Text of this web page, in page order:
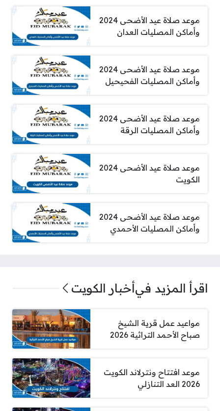
موعد صلاة عيد الأضحى 2024
وأماكن المصليات العدان
موعد صلاة عيد الأضحى 2024
وأماكن المصليات الفحيحيل
موعد صلاة عيد الأضحى 2024
وأماكن المصليات الرقة
موعد صلاة عيد الأضحى 2024
الكويت
موعد صلاة عيد الأضحى 2024
وأماكن المصليات الأحمدي
اقرأ المزيد فيأخبار الكويت
مواعيد عمل قرية الشيخ
صباح الأحمد التراثية 2026
موعد افتتاح ونترلاند الكويت
2026 العد التنازلي